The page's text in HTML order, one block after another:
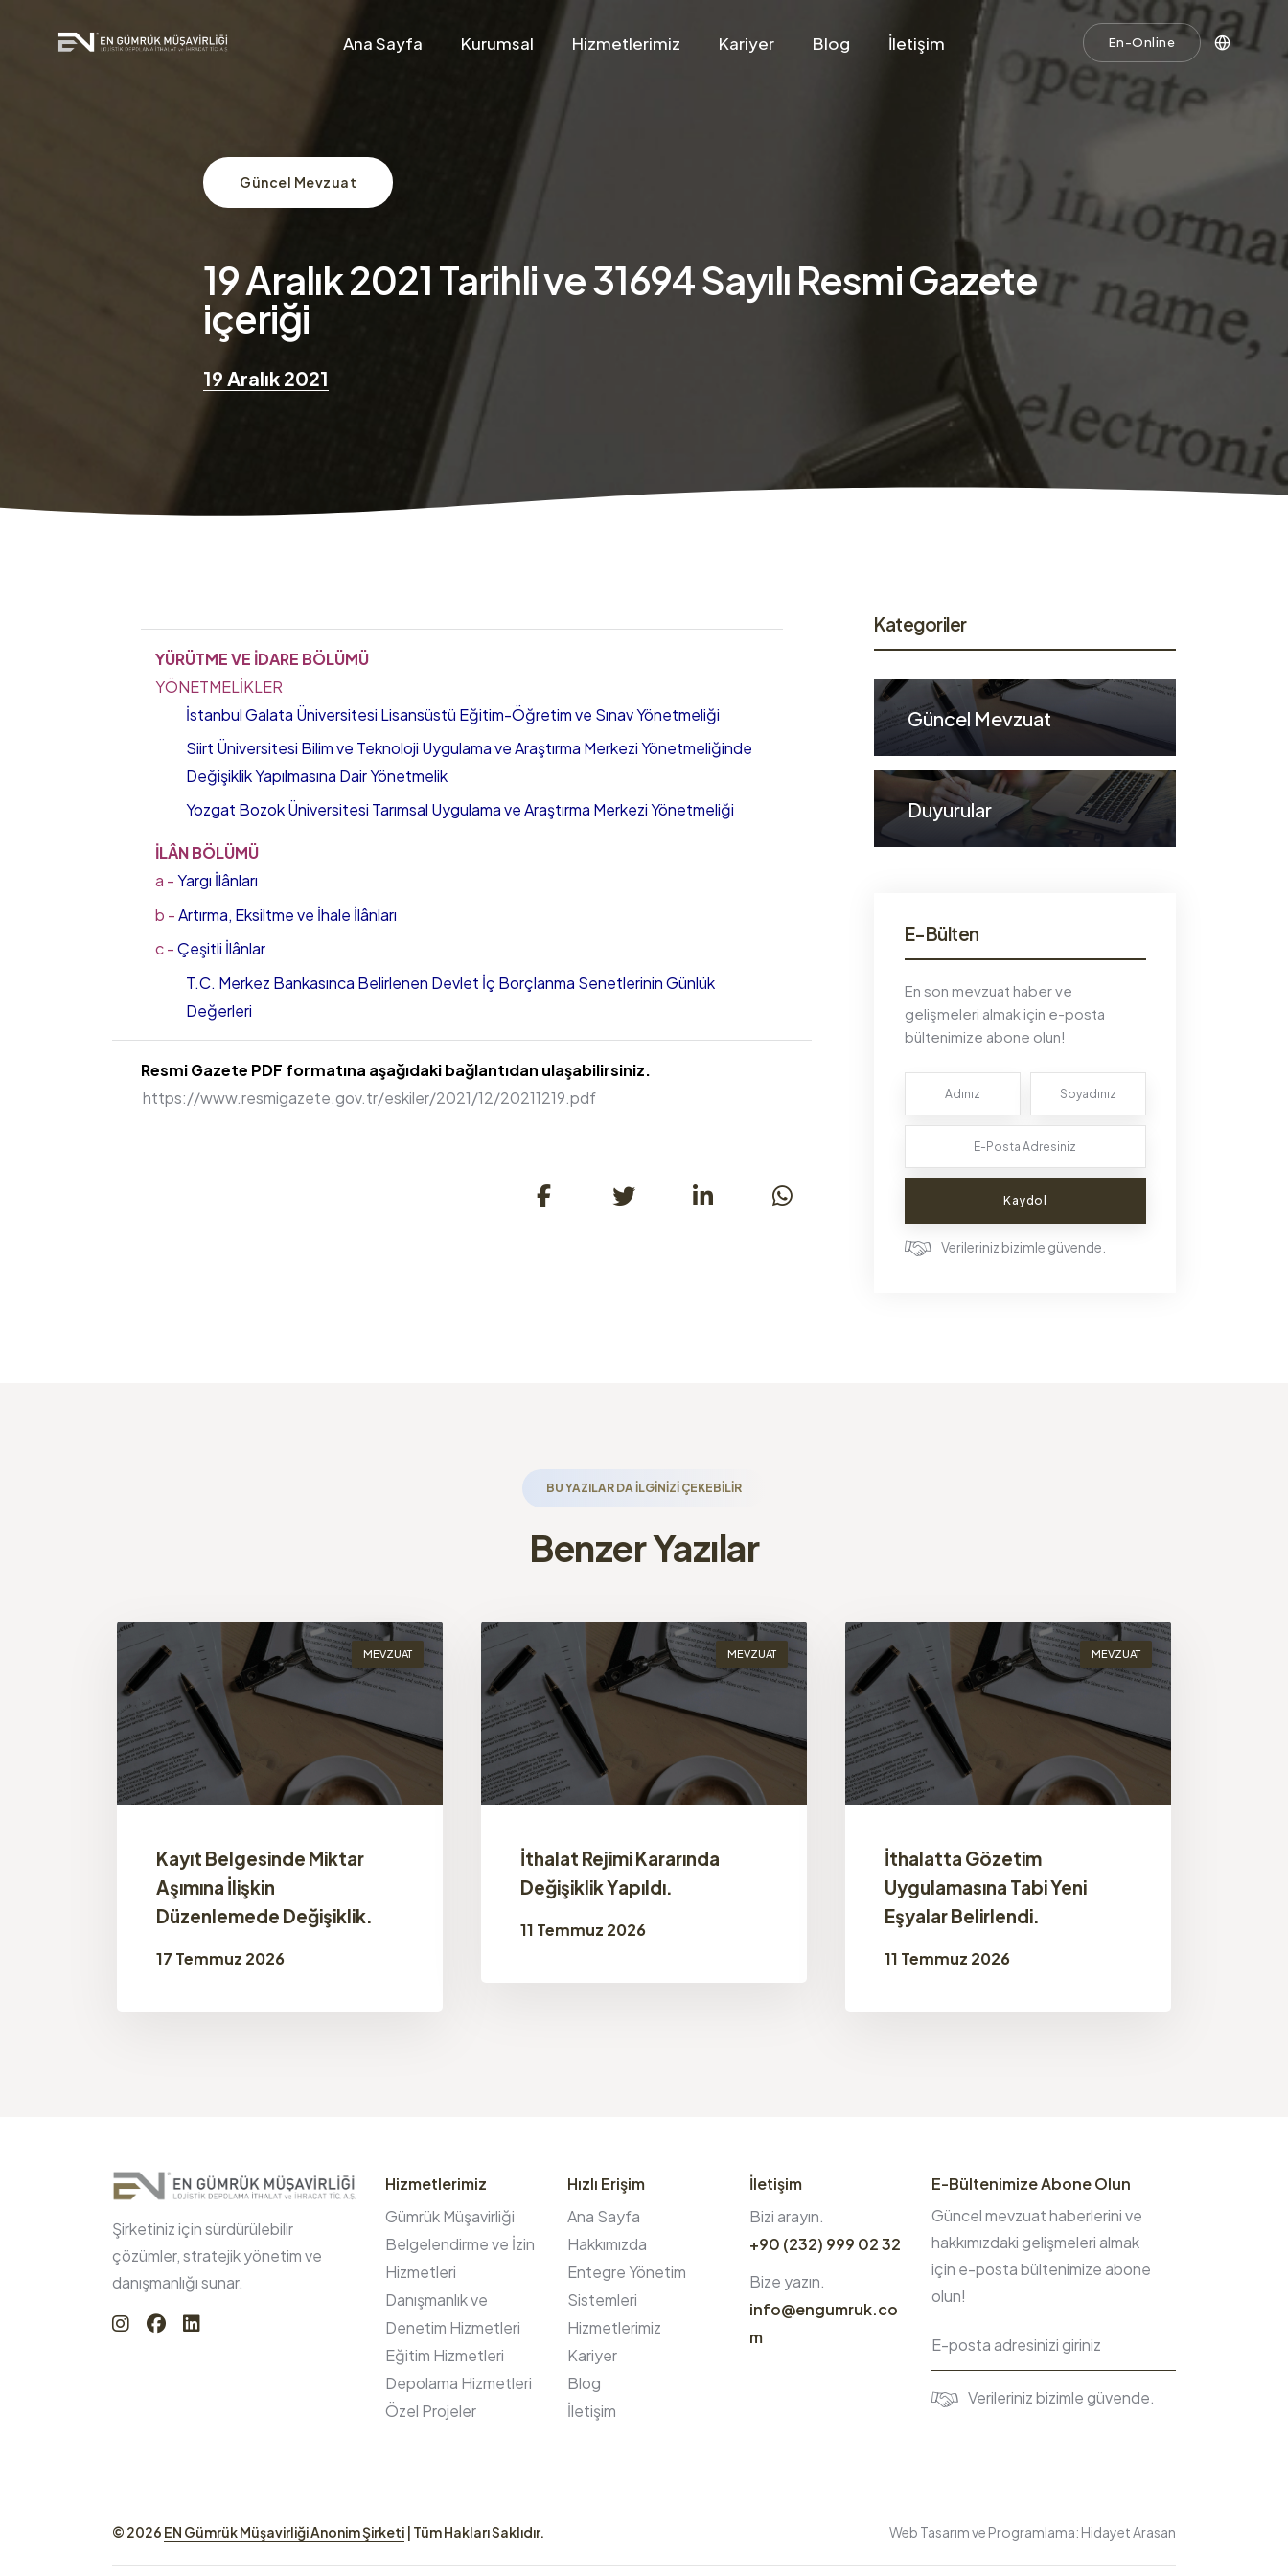
Ana Sayfa Kurumsal Hizmetlerimiz Kariyer Blog İletişim En-Online
Güncel Mevzuat
19 Aralık 2021 Tarihli ve 31694 Sayılı Resmi Gazete
içeriği
19 Aralık 2021
YÜRÜTME VE İDARE BÖLÜMÜ
YÖNETMELİKLER
İstanbul Galata Üniversitesi Lisansüstü Eğitim-Öğretim ve Sınav Yönetmeliği
Siirt Üniversitesi Bilim ve Teknoloji Uygulama ve Araştırma Merkezi Yönetmeliğinde
Değişiklik Yapılmasına Dair Yönetmelik
Yozgat Bozok Üniversitesi Tarımsal Uygulama ve Araştırma Merkezi Yönetmeliği
İLÂN BÖLÜMÜ
a -Yargı İlânları
b -Artırma, Eksiltme ve İhale İlânları
c -Çeşitli İlânlar
T.C. Merkez Bankasınca Belirlenen Devlet İç Borçlanma Senetlerinin Günlük
Değerleri
Resmi Gazete PDF formatına aşağıdaki bağlantıdan ulaşabilirsiniz.
https://www.resmigazete.gov.tr/eskiler/2021/12/20211219.pdf
Kategoriler
Güncel Mevzuat
Duyurular
E-Bülten
En son mevzuat haber ve
gelişmeleri almak için e-posta
bültenimize abone olun!
Kaydol
Verileriniz bizimle güvende.
BU YAZILAR DA ILGINIZI ÇEKEBILIR
Benzer Yazılar
MEVZUAT
Kayıt Belgesinde Miktar
Aşımına İlişkin
Düzenlemede Değişiklik.
17 Temmuz 2026
MEVZUAT
İthalat Rejimi Kararında
Değişiklik Yapıldı.
11 Temmuz 2026
MEVZUAT
İthalatta Gözetim
Uygulamasına Tabi Yeni
Eşyalar Belirlendi.
11 Temmuz 2026
Şirketiniz için sürdürülebilir
çözümler, stratejik yönetim ve
danışmanlığı sunar.
Hizmetlerimiz
Gümrük Müşavirliği
Belgelendirme ve İzin
Hizmetleri
Danışmanlık ve
Denetim Hizmetleri
Eğitim Hizmetleri
Depolama Hizmetleri
Özel Projeler
Hızlı Erişim
Ana Sayfa
Hakkımızda
Entegre Yönetim
Sistemleri
Hizmetlerimiz
Kariyer
Blog
İletişim
İletişim
Bizi arayın.
+90 (232) 999 02 32
Bize yazın.
info@engumruk.co
m
E-Bültenimize Abone Olun
Güncel mevzuat haberlerini ve
hakkımızdaki gelişmeleri almak
için e-posta bültenimize abone
olun!
Verileriniz bizimle güvende.
© 2026 EN Gümrük Müşavirliği Anonim Şirketi | Tüm Hakları Saklıdır. Web Tasarım ve Programlama: Hidayet Arasan